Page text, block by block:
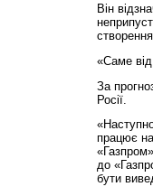
Він
«Саме
За
Росії.
працює
до
бути